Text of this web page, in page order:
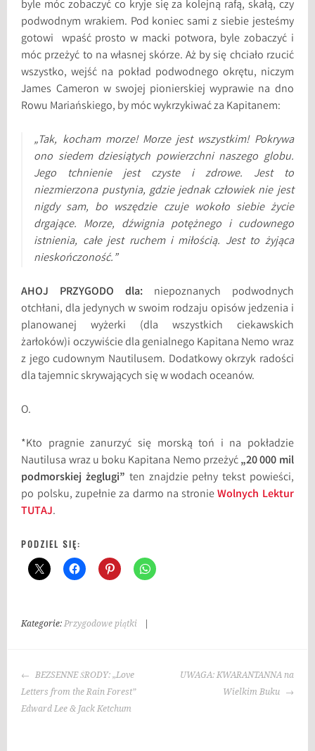
byle móc zobaczyć co kryje się za kolejną rafą, skałą, czy
podwodnym wrakiem. Pod koniec sami z siebie jesteśmy
gotowi wpaść prosto w macki potwora, byle zobaczyć i
móc przeżyć to na własnej skórze. Aż by się chciało rzucić
wszystko, wejść na pokład podwodnego okrętu, niczym
James Cameron w swojej pionierskiej wyprawie na dno
Rowu Mariańskiego, by móc wykrzykiwać za Kapitanem:
„Tak, kocham morze! Morze jest wszystkim! Pokrywa
ono siedem dziesiątych powierzchni naszego globu.
Jego tchnienie jest czyste i zdrowe. Jest to
niezmierzona pustynia, gdzie jednak człowiek nie jest
nigdy sam, bo wszędzie czuje wokoło siebie życie
drgające. Morze, dźwignia potężnego i cudownego
istnienia, całe jest ruchem i miłością. Jest to żyjąca
nieskończoność.”
AHOJ PRZYGODO dla: niepoznanych podwodnych
otchłani, dla jedynych w swoim rodzaju opisów jedzenia i
planowanej wyżerki (dla wszystkich ciekawskich
żarłoków)i oczywiście dla genialnego Kapitana Nemo wraz
z jego cudownym Nautilusem. Dodatkowy okrzyk radości
dla tajemnic skrywających się w wodach oceanów.
O.
*Kto pragnie zanurzyć się morską toń i na pokładzie
Nautilusa wraz u boku Kapitana Nemo przeżyć„20 000 mil
podmorskiej żeglugi” ten znajdzie pełny tekst powieści,
po polsku, zupełnie za darmo na stronieWolnych Lektur
TUTAJ.
PODZIEL SIĘ:
Kategorie:Przygodowe piątki
NAWIGACJA
WPISU
BEZSENNE ŚRODY: „Love
Letters from the Rain Forest”
Edward Lee & Jack Ketchum
UWAGA: KWARANTANNA na
Wielkim Buku